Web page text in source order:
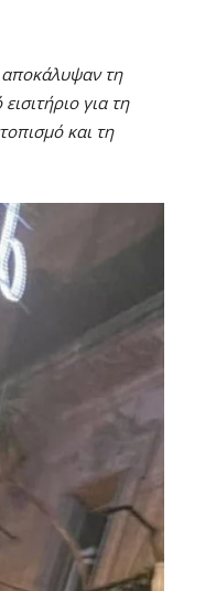
αποκάλυψαν τη
για τη
και τη